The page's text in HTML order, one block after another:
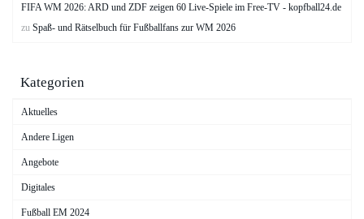
FIFA WM 2026: ARD und ZDF zeigen 60 Live-Spiele im Free-TV - kopfball24.de
zu Spaß- und Rätselbuch für Fußballfans zur WM 2026
Kategorien
Aktuelles
Andere Ligen
Angebote
Digitales
Fußball EM 2024